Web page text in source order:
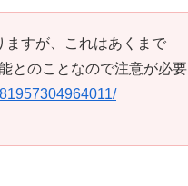
ますが、これはあくまで
とのことなので注意が必要